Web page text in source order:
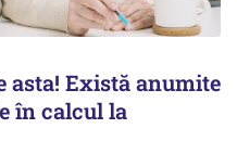
asta! Există anumite
în calcul la